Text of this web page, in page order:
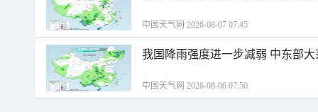
中国天气网 2026-08-07 07:45
我国降雨强度进一步减弱 中东部
中国天气网 2026-08-06 07:50